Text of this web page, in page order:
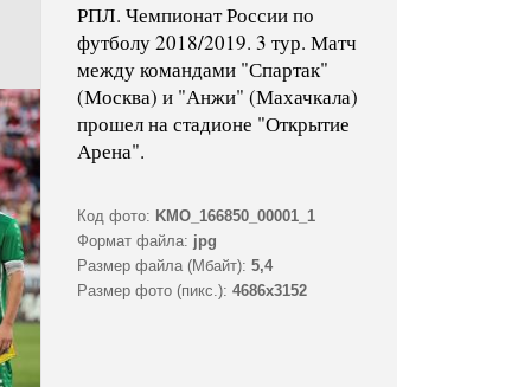
РПЛ. Чемпионат России по
футболу 2018/2019. 3 тур. Матч
между командами "Спартак"
(Москва) и "Анжи" (Махачкала)
прошел на стадионе "Открытие
Арена".
Код фото: KMO_166850_00001_1
Формат файла: jpg
Размер файла (Мбайт): 5,4
Размер фото (пикс.): 4686x3152